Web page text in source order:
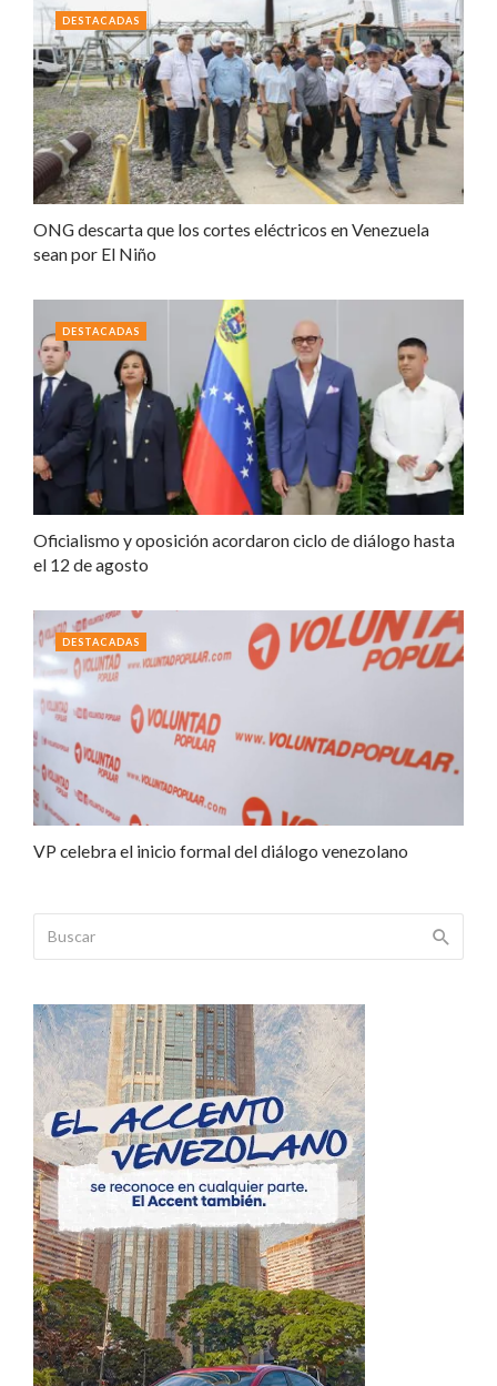
ONG descarta que los cortes eléctricos en Venezuela
sean por El Niño
DESTACADAS
Oficialismo y oposición acordaron ciclo de diálogo hasta
el 12 de agosto
DESTACADAS
VP celebra el inicio formal del diálogo venezolano
DESTACADAS